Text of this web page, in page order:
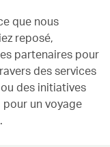
que nous
reposé,
partenaires pour
des services
des initiatives
un voyage